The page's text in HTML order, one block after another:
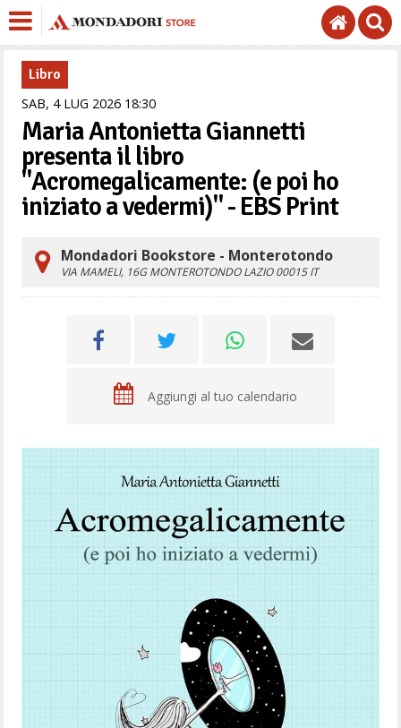
Libro
SAB, 4 LUG 2026 1830
Maria Antonietta Giannetti
presenta il libro
"Acromegalicamente: (e poi ho
iniziato a vedermi)" - EBS Print
Mondadori Bookstore - Monterotondo
VIA MAMELI, 16GMONTEROTONDO LAZIO 00015 IT
Aggiungi al tuo calendario